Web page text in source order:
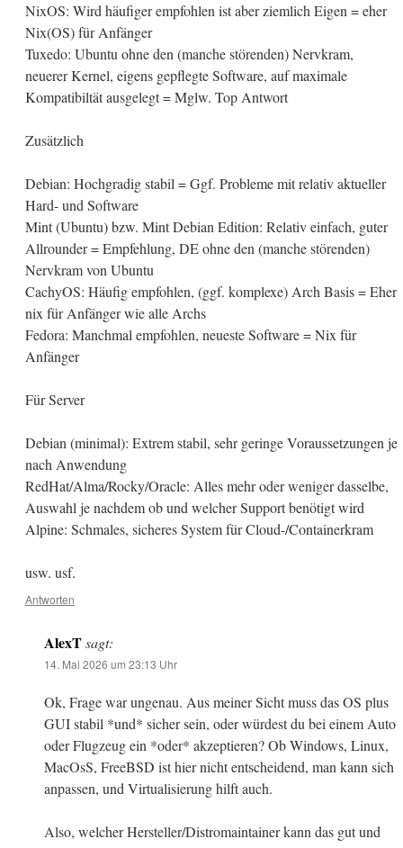
NixOS: Wird häufiger empfohlen ist aber ziemlich Eigen = eher
Nix(OS) für Anfänger
Tuxedo: Ubuntu ohne den (manche störenden) Nervkram,
neuerer Kernel, eigens gepflegte Software, auf maximale
Kompatibiltät ausgelegt = Mglw. Top Antwort
Zusätzlich
Debian: Hochgradig stabil = Ggf. Probleme mit relativ aktueller
Hard- und Software
Mint (Ubuntu) bzw. Mint Debian Edition: Relativ einfach, guter
Allrounder = Empfehlung, DE ohne den (manche störenden)
Nervkram von Ubuntu
CachyOS: Häufig empfohlen, (ggf. komplexe) Arch Basis = Eher
nix für Anfänger wie alle Archs
Fedora: Manchmal empfohlen, neueste Software = Nix für
Anfänger
Für Server
Debian (minimal): Extrem stabil, sehr geringe Voraussetzungen je
nach Anwendung
RedHat/Alma/Rocky/Oracle: Alles mehr oder weniger dasselbe,
Auswahl je nachdem ob und welcher Support benötigt wird
Alpine: Schmales, sicheres System für Cloud-/Containerkram
usw. usf.
Antworten
AlexT sagt:
14. Mai 2026 um 23:13 Uhr
Ok, Frage war ungenau. Aus meiner Sicht muss das OS plus
GUI stabil *und* sicher sein, oder würdest du bei einem Auto
oder Flugzeug ein *oder* akzeptieren? Ob Windows, Linux,
MacOsS, FreeBSD ist hier nicht entscheidend, man kann sich
anpassen, und Virtualisierung hilft auch.
Also, welcher Hersteller/Distromaintainer kann das gut und